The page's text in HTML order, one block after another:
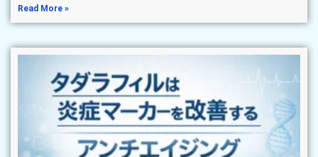
Read More »